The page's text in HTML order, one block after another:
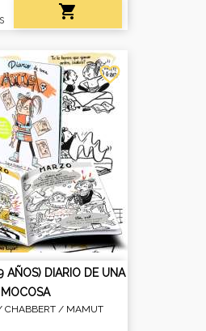

AÑOS) DIARIO DE UNA
MOCOSA
CHABBERT / MAMUT
favorite_border